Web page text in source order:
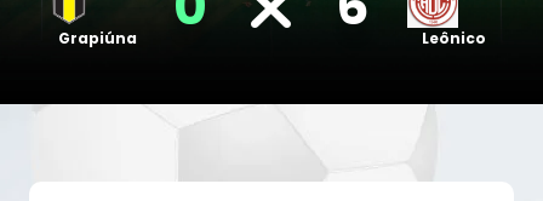
Grapiúna Leônico